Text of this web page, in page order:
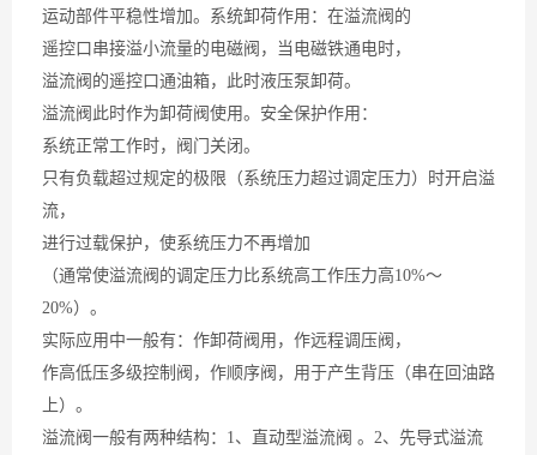
运动部件平稳性增加。系统卸荷作用：在溢流阀的
遥控口串接溢小流量的电磁阀，当电磁铁通电时，
溢流阀的遥控口通油箱，此时液压泵卸荷。
溢流阀此时作为卸荷阀使用。安全保护作用：
系统正常工作时，阀门关闭。
只有负载超过规定的极限（系统压力超过调定压力）时开启溢
流，
进行过载保护，使系统压力不再增加
（通常使溢流阀的调定压力比系统高工作压力高10%～
20%）。
实际应用中一般有：作卸荷阀用，作远程调压阀，
作高低压多级控制阀，作顺序阀，用于产生背压（串在回油路
上）。
溢流阀一般有两种结构：1、直动型溢流阀 。2、先导式溢流